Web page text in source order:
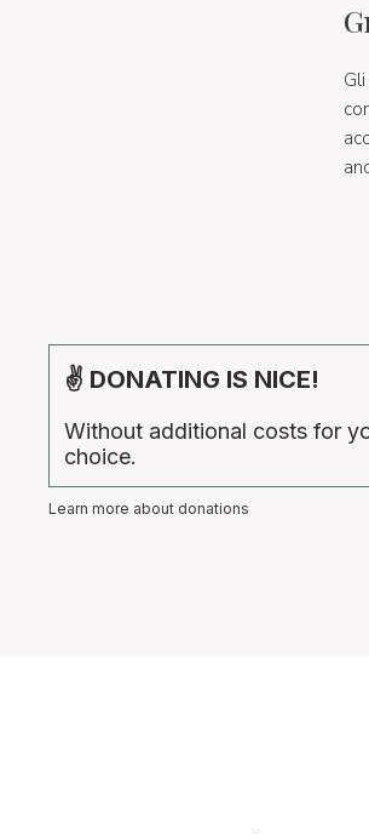
Gli
✌ DONATING IS NICE!
Without additional costs for
choice.
Learn more about donations